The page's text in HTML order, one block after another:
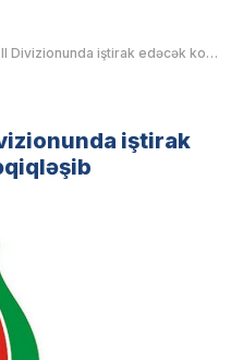
Azərbaycanın I və II Divizionunda iştirak edəcək komandalar dəqiqləşib
iştirak